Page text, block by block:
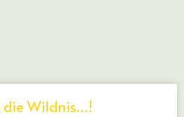
die Wildnis…!